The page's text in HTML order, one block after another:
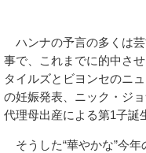
ハンナの予言の多くは
事で、これまでに的中さ
タイルズとビヨンセのニ
の妊娠発表、ニック・ジ
代理母出産による第1子誕
そうした“華やかな”今